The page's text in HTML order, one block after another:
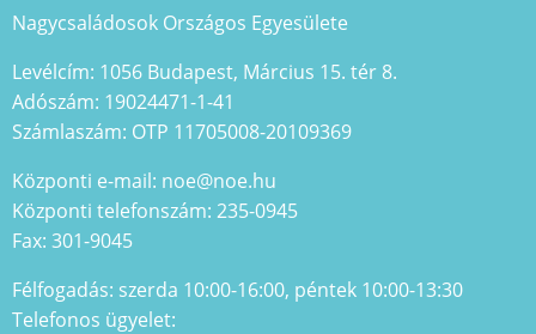
Nagycsaládosok Országos Egyesülete
Levélcím: 1056 Budapest, Március 15. tér 8.
Adószám: 19024471-1-41
Számlaszám: OTP 11705008-20109369
Központi e-mail: noe@noe.hu
Központi telefonszám: 235-0945
Fax: 301-9045
Félfogadás: szerda 10:00-16:00, péntek 10:00-13:30
Telefonos ügyelet: